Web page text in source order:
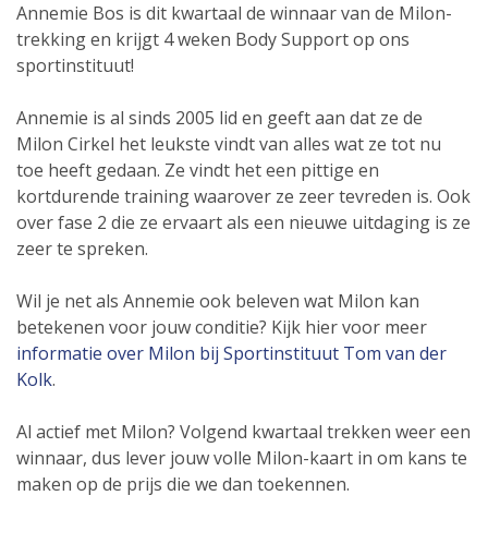
Annemie Bos is dit kwartaal de winnaar van de Milon-
trekking en krijgt 4 weken Body Support op ons
sportinstituut!
Annemie is al sinds 2005 lid en geeft aan dat ze de
Milon Cirkel het leukste vindt van alles wat ze tot nu
toe heeft gedaan. Ze vindt het een pittige en
kortdurende training waarover ze zeer tevreden is. Ook
over fase 2 die ze ervaart als een nieuwe uitdaging is ze
zeer te spreken.
Wil je net als Annemie ook beleven wat Milon kan
betekenen voor jouw conditie? Kijk hier voor meer
informatie over Milon bij Sportinstituut Tom van der
Kolk.
Al actief met Milon? Volgend kwartaal trekken weer een
winnaar, dus lever jouw volle Milon-kaart in om kans te
maken op de prijs die we dan toekennen.